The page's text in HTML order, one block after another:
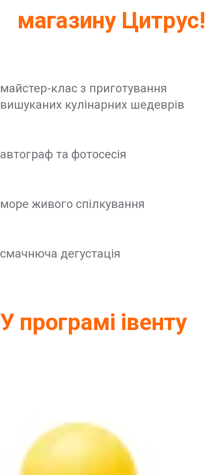
магазину Цитрус!
майстер-клас з приготування
вишуканих кулінарних шедеврів
автограф та фотосесія
море живого спілкування
смачнюча дегустація
У програмі івенту